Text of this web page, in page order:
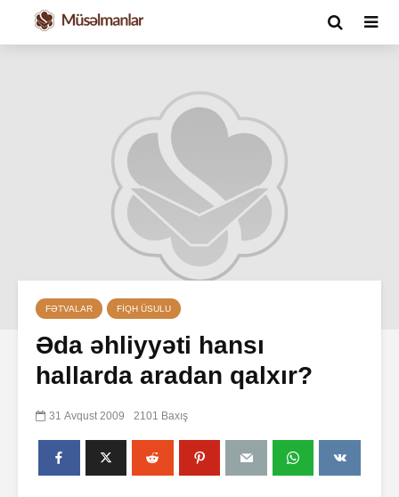
FƏTVALAR FIQH ÜSULU
Əda əhliyyəti hansı
hallarda aradan qalxır?
31 Avqust 2009 2101 Baxış